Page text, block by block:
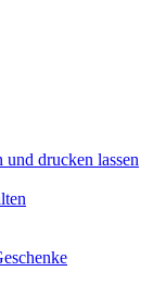
drucken lassen